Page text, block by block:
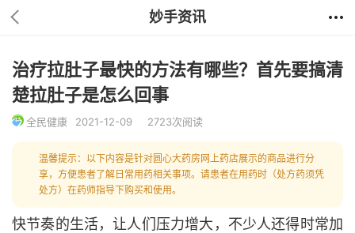
妙手资讯
治疗拉肚子最快的方法有哪些？首先要搞清
楚拉肚子是怎么回事
全民健康 2021-12-09 2723次阅读
温馨提示：以下内容是针对圆心大药房网上药店展示的商品进行分
享，方便患者了解日常用药相关事项。请患者在用药时（处方药须凭
处方）在药师指导下购买和使用。
快节奏的生活，让人们压力增大，不少人还得时常加